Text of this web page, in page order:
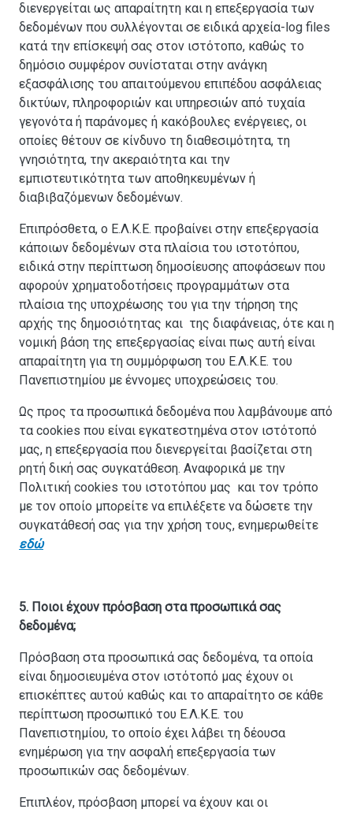
διενεργείται ως απαραίτητη και η επεξεργασία των
δεδομένων που συλλέγονται σε ειδικά αρχεία-log files
κατά την επίσκεψή σας στον ιστότοπο, καθώς το
δημόσιο συμφέρον συνίσταται στην ανάγκη
εξασφάλισης του απαιτούμενου επιπέδου ασφάλειας
δικτύων, πληροφοριών και υπηρεσιών από τυχαία
γεγονότα ή παράνομες ή κακόβουλες ενέργειες, οι
οποίες θέτουν σε κίνδυνο τη διαθεσιμότητα, τη
γνησιότητα, την ακεραιότητα και την
εμπιστευτικότητα των αποθηκευμένων ή
διαβιβαζόμενων δεδομένων.
Επιπρόσθετα, ο Ε.Λ.Κ.Ε. προβαίνει στην επεξεργασία
κάποιων δεδομένων στα πλαίσια του ιστοτόπου,
ειδικά στην περίπτωση δημοσίευσης αποφάσεων που
αφορούν χρηματοδοτήσεις προγραμμάτων στα
πλαίσια της υποχρέωσης του για την τήρηση της
αρχής της δημοσιότητας και της διαφάνειας, ότε και η
νομική βάση της επεξεργασίας είναι πως αυτή είναι
απαραίτητη για τη συμμόρφωση του Ε.Λ.Κ.Ε. του
Πανεπιστημίου με έννομες υποχρεώσεις του.
Ως προς τα προσωπικά δεδομένα που λαμβάνουμε από
τα cookies που είναι εγκατεστημένα στον ιστότοπό
μας, η επεξεργασία που διενεργείται βασίζεται στη
ρητή δική σας συγκατάθεση. Αναφορικά με την
Πολιτική cookies του ιστοτόπου μας και τον τρόπο
με τον οποίο μπορείτε να επιλέξετε να δώσετε την
συγκατάθεσή σας για την χρήση τους, ενημερωθείτε
εδώ
5. Ποιοι έχουν πρόσβαση στα προσωπικά σας
δεδομένα;
Πρόσβαση στα προσωπικά σας δεδομένα, τα οποία
είναι δημοσιευμένα στον ιστότοπό μας έχουν οι
επισκέπτες αυτού καθώς και το απαραίτητο σε κάθε
περίπτωση προσωπικό του Ε.Λ.Κ.Ε. του
Πανεπιστημίου, το οποίο έχει λάβει τη δέουσα
ενημέρωση για την ασφαλή επεξεργασία των
προσωπικών σας δεδομένων.
Επιπλέον, πρόσβαση μπορεί να έχουν και οι